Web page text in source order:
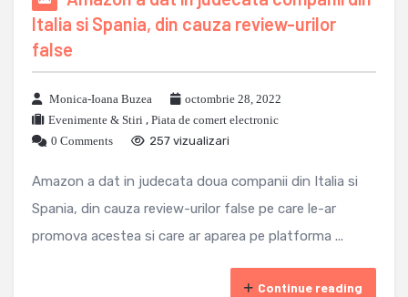
Italia si Spania, din cauza review-urilor
false
Monica-Ioana Buzea
octombrie 28, 2022
Evenimente & Stiri , Piata de comert electronic
0 Comments
257 vizualizari
Amazon a dat in judecata doua companii din Italia si
Spania, din cauza review-urilor false pe care le-ar
promova acestea si care ar aparea pe platforma ...
Continue reading